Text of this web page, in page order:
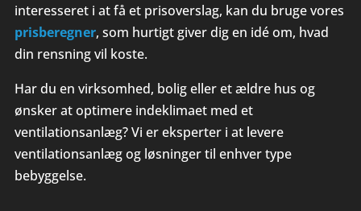
interesseret i at få et prisoverslag, kan du bruge vores
prisberegner, som hurtigt giver dig en idé om, hvad
din rensning vil koste.
Har du en virksomhed, bolig eller et ældre hus og
ønsker at optimere indeklimaet med et
ventilationsanlæg? Vi er eksperter i at levere
ventilationsanlæg og løsninger til enhver type
bebyggelse.